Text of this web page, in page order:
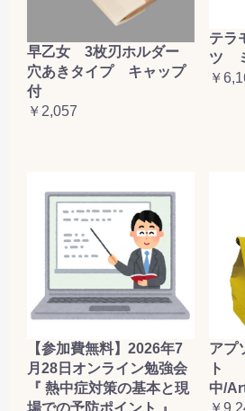
早乙女 3枚刃ホルダー
穴あきタイプ キャップ
付
￥2,057
テラ
ツ
￥
【参加費無料】2026年7
月28日オンライン勉強会
『 熱中症対策の基本と現
場での予防ポイント 』
アプ
ト
中/
￥